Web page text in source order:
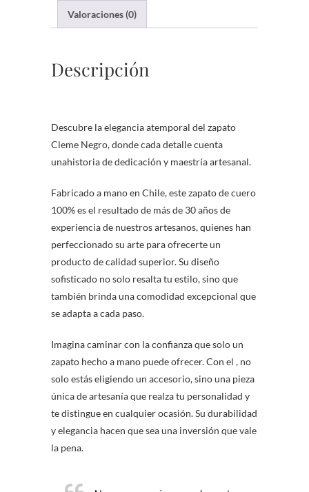
Valoraciones (0)
Descripción
Descubre la elegancia atemporal del zapato
Cleme Negro, donde cada detalle cuenta
unahistoria de dedicación y maestría artesanal.
Fabricado a mano en Chile, este zapato de cuero
100% es el resultado de más de 30 años de
experiencia de nuestros artesanos, quienes han
perfeccionado su arte para ofrecerte un
producto de calidad superior. Su diseño
sofisticado no solo resalta tu estilo, sino que
también brinda una comodidad excepcional que
se adapta a cada paso.
Imagina caminar con la confianza que solo un
zapato hecho a mano puede ofrecer. Con el , no
solo estás eligiendo un accesorio, sino una pieza
única de artesanía que realza tu personalidad y
te distingue en cualquier ocasión. Su durabilidad
y elegancia hacen que sea una inversión que vale
la pena.